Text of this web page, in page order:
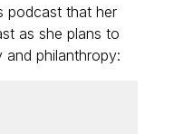
podcast that her
as she plans to
philanthropy: